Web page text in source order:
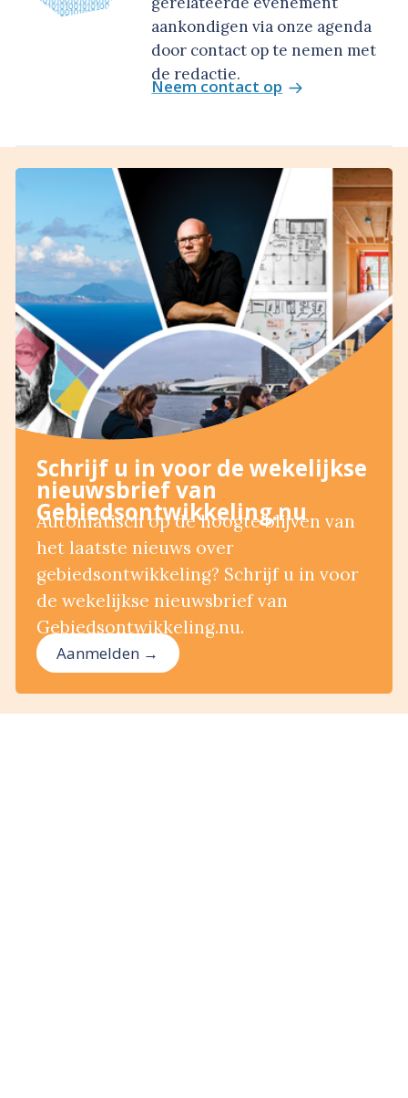
aankondigen via onze agenda
door contact op te nemen met
de redactie.
Neem contact op
Schrijf u in voor de wekelijkse
nieuwsbrief van
Gebiedsontwikkeling.nu
Automatisch op de hoogte blijven van
het laatste nieuws over
gebiedsontwikkeling? Schrijf u in voor
de wekelijkse nieuwsbrief van
Gebiedsontwikkeling.nu.
Aanmelden →